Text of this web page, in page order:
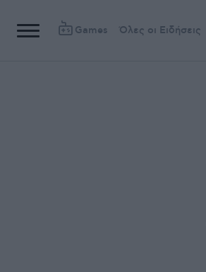
Games Όλες οι Ειδήσεις